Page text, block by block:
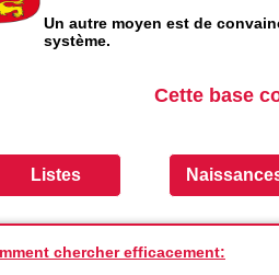
Un autre moyen est de
système.
Cette base
chercher efficacement: